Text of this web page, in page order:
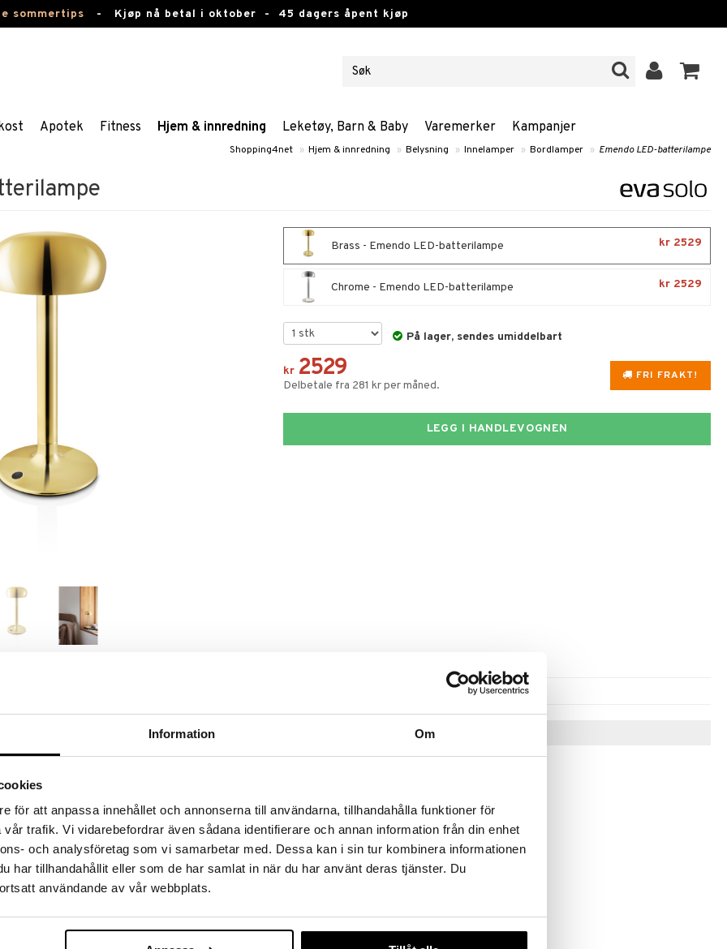
Information Om
för att anpassa innehållet och annonserna till användarna, tillhandahålla funktioner för
trafik. Vi vidarebefordrar även sådana identifierare och annan information från din enhet
och analysföretag som vi samarbetar med. Dessa kan i sin tur kombinera informationen
har tillhandahållit eller som de har samlat in när du har använt deras tjänster. Du
användande av vår webbplats.
sommertips - Kjøp nå betal i oktober - 45 dagers åpent kjøp
Apotek Fitness Hjem & innredning Leketøy, Barn & Baby Varemerker Kampanjer
Shopping4net » Hjem & innredning » Belysning » Innelamper » Bordlamper » Emendo LED-batterilampe
Brass - Emendo LED-batterilampe kr 2529
Chrome - Emendo LED-batterilampe kr 2529
På lager, sendes umiddelbart
FRI FRAKT!
kr 2529
Delbetale fra 281 kr per måned.
LEGG I HANDLEVOGNEN
kuppene!
produkter.
til og med 31/8 2026, men vær rask –
dine kan fort gå tom!
»
kombinasjon av design og
for å skape en lampe som er vakker i sin